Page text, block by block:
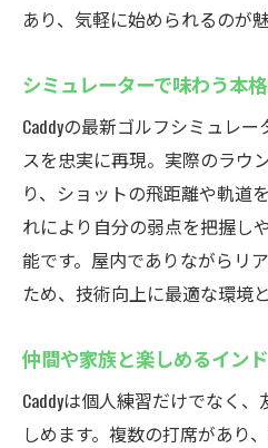
あり、気軽に始められるのが魅
シミュレーターで味わう本
Caddyの最新ゴルフシミュレ
スを忠実に再現。実際のラウ
り、ショットの飛距離や軌道
れにより自分の弱点を把握し
能です。屋内でありながらリ
ため、技術向上に最適な環境
仲間や家族と楽しめるイン
Caddyは個人練習だけでなく
しめます。複数の打席があり